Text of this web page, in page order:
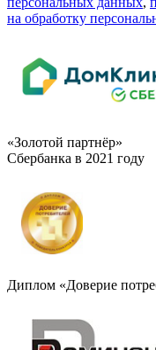
на обработку
«Золотой партнёр»
Сбербанка в 2021 году
Диплом «Доверие